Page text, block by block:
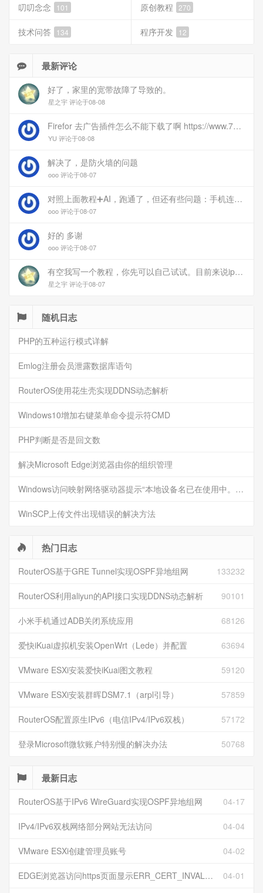
叨叨念念 101 原创教程 270
技术问答 134 程序开发 12
最新评论
好了，家里的宽带故障了导致的。
星之宇 评论于08-08
Firefor 去广告插件怎么不能下载了啊 https://www.77bx.com/312.html
YU 评论于08-08
解决了，是防火墙的问题
ooo 评论于08-07
对照上面教程➕AI，跑通了，但还有些问题：手机连上vpn后，部分家里内网的服务能访问（内网的Debian服务器可以），部分不能(routeros网页），不知道问题出在哪
ooo 评论于08-07
好的 多谢
ooo 评论于08-07
有空我写一个教程，你先可以自己试试。目前来说ipv6应该没问题的。
星之宇 评论于08-07
随机日志
PHP的五种运行模式详解
Emlog注册会员泄露数据库语句
RouterOS使用花生壳实现DDNS动态解析
Windows10增加右键菜单命令提示符CMD
PHP判断是否是回文数
解决Microsoft Edge浏览器由你的组织管理
Windows访问映射网络驱动器提示“本地设备名已在使用中。此连接尚未还原”的解决方法
WinSCP上传文件出现错误的解决方法
热门日志
133232
RouterOS基于GRE Tunnel实现OSPF异地组网
90101
RouterOS利用aliyun的API接口实现DDNS动态解析
68126
小米手机通过ADB关闭系统应用
63694
爱快iKuai虚拟机安装OpenWrt（Lede）并配置
59120
VMware ESXi安装爱快iKuai图文教程
57859
VMware ESXi安装群晖DSM7.1（arpl引导）
57172
RouterOS配置原生IPv6（电信IPv4/IPv6双栈）
50768
登录Microsoft微软账户特别慢的解决办法
最新日志
04-17
RouterOS基于IPv6 WireGuard实现OSPF异地组网
04-04
IPv4/IPv6双栈网络部分网站无法访问
04-02
VMware ESXi创建管理员账号
04-01
EDGE浏览器访问https页面显示ERR_CERT_INVALID且无法跳过继续访问